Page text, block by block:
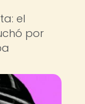
el
por